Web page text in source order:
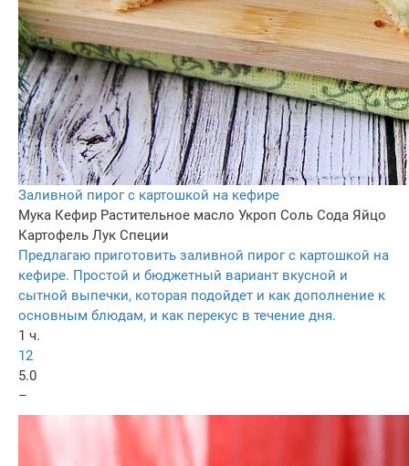
Заливной пирог с картошкой на кефире
Мука Кефир Растительное масло Укроп Соль Сода Яйцо
Картофель Лук Специи
Предлагаю приготовить заливной пирог с картошкой на
кефире. Простой и бюджетный вариант вкусной и
сытной выпечки, которая подойдет и как дополнение к
основным блюдам, и как перекус в течение дня.
1 ч.
12
5.0
–